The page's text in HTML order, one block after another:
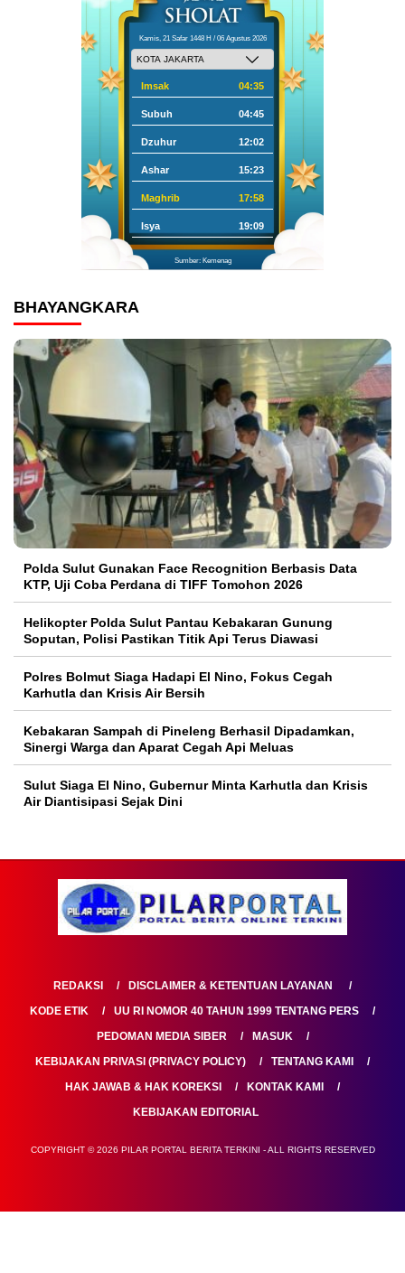
Kamis, 21 Safar 1448 H / 06 Agustus 2026
Imsak 04:35
Subuh 04:45
Dzuhur 12:02
Ashar 15:23
Maghrib 17:58
Isya 19:09
Sumber: Kemenag
BHAYANGKARA
Polda Sulut Gunakan Face Recognition Berbasis Data
KTP, Uji Coba Perdana di TIFF Tomohon 2026
Helikopter Polda Sulut Pantau Kebakaran Gunung
Soputan, Polisi Pastikan Titik Api Terus Diawasi
Polres Bolmut Siaga Hadapi El Nino, Fokus Cegah
Karhutla dan Krisis Air Bersih
Kebakaran Sampah di Pineleng Berhasil Dipadamkan,
Sinergi Warga dan Aparat Cegah Api Meluas
Sulut Siaga El Nino, Gubernur Minta Karhutla dan Krisis
Air Diantisipasi Sejak Dini
REDAKSI
DISCLAIMER & KETENTUAN LAYANAN
KODE ETIK
UU RI NOMOR 40 TAHUN 1999 TENTANG PERS
PEDOMAN MEDIA SIBER
MASUK
KEBIJAKAN PRIVASI (PRIVACY POLICY)
TENTANG KAMI
HAK JAWAB & HAK KOREKSI
KONTAK KAMI
KEBIJAKAN EDITORIAL
COPYRIGHT © 2026 PILAR PORTAL BERITA TERKINI - ALL RIGHTS RESERVED